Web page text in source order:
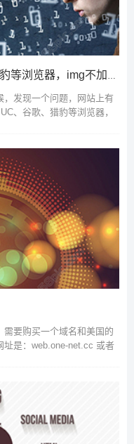
外贸网站在360、UC、谷歌、猎豹等浏览器，img不加载不显示问题
发现一个问题，网站上有
、谷歌、猎豹等浏览器，
要购买一个域名和美国的
址是：web.one-net.cc 或者